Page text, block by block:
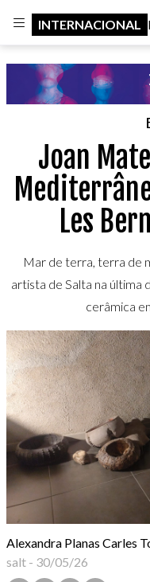
INTERNACIONAL
Joan
Les
Mar de terra, terra de
artista de Salta na última
cerâmica
Alexandra Planas Carles
salt - 30/05/26